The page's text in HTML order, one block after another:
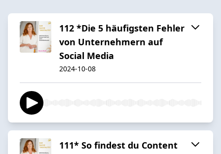
112 *Die 5 häufigsten Fehler
von Unternehmern auf
Social Media
2024-10-08
111* So findest du Content